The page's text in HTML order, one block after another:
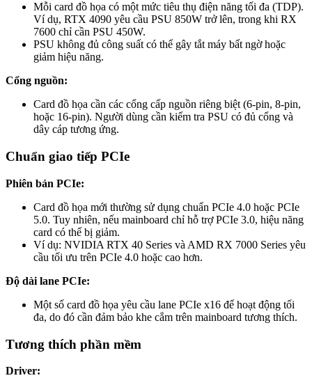
Mỗi card đồ họa có một mức tiêu thụ điện năng tối đa (TDP).
Ví dụ, RTX 4090 yêu cầu PSU 850W trở lên, trong khi RX
7600 chỉ cần PSU 450W.
PSU không đủ công suất có thể gây tắt máy bất ngờ hoặc
giảm hiệu năng.
Cổng nguồn:
Card đồ họa cần các cổng cấp nguồn riêng biệt (6-pin, 8-pin,
hoặc 16-pin). Người dùng cần kiểm tra PSU có đủ cổng và
dây cáp tương ứng.
Chuẩn giao tiếp PCIe
Phiên bản PCIe:
Card đồ họa mới thường sử dụng chuẩn PCIe 4.0 hoặc PCIe
5.0. Tuy nhiên, nếu mainboard chỉ hỗ trợ PCIe 3.0, hiệu năng
card có thể bị giảm.
Ví dụ: NVIDIA RTX 40 Series và AMD RX 7000 Series yêu
cầu tối ưu trên PCIe 4.0 hoặc cao hơn.
Độ dài lane PCIe:
Một số card đồ họa yêu cầu lane PCIe x16 để hoạt động tối
đa, do đó cần đảm bảo khe cắm trên mainboard tương thích.
Tương thích phần mềm
Driver: